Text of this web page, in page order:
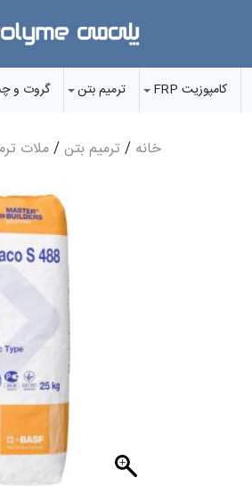
کامپوزیت FRP ترمیم بتن گروت‌ و
خانه /ترمیم بتن/ملات